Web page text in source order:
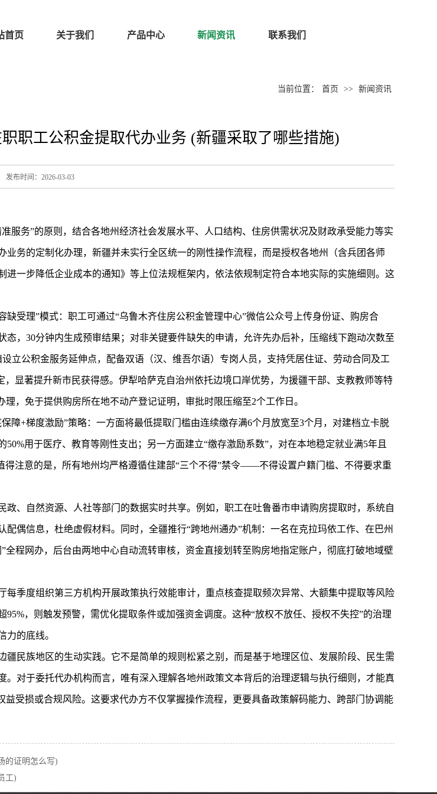
首页 关于我们 产品中心 新闻资讯 联系我们
当前位置： 首页 >> 新闻资讯
职工公积金提取代办业务 (新疆采取了哪些措施)
发布时间：2026-03-03
服务”的原则，结合各地州经济社会发展水平、人口结构、住房供需状况及财政承受能力等实
务的定制化办理，新疆并未实行全区统一的刚性操作流程，而是授权各地州（含兵团各师
一步降低企业成本的通知》等上位法规框架内，依法依规制定符合本地实际的实施细则。这
受理”模式：职工可通过“乌鲁木齐住房公积金管理中心”微信公众号上传身份证、购房合
，30分钟内生成预审结果；对非关键要件缺失的申请，允许先办后补，压缩线下跑动次数至
立公积金服务延伸点，配备双语（汉、维吾尔语）专岗人员，支持凭居住证、劳动合同及工
显著提升新市民获得感。伊犁哈萨克自治州依托边境口岸优势，为援疆干部、支教教师等特
，免于提供购房所在地不动产登记证明，审批时限压缩至2个工作日。
障+梯度激励”策略：一方面将最低提取门槛由连续缴存满6个月放宽至3个月，对建档立卡脱
用于医疗、教育等刚性支出；另一方面建立“缴存激励系数”，对在本地稳定就业满5年且
注意的是，所有地州均严格遵循住建部“三个不得”禁令——不得设置户籍门槛、不得要求重
、自然资源、人社等部门的数据实时共享。例如，职工在吐鲁番市申请购房提取时，系统自
偶信息，杜绝虚假材料。同时，全疆推行“跨地州通办”机制：一名在克拉玛依工作、在巴州
程网办，后台由两地中心自动流转审核，资金直接划转至购房地指定账户，彻底打破地域壁
季度组织第三方机构开展政策执行效能审计，重点核查提取频次异常、大额集中提取等风险
，则触发预警，需优化提取条件或加强资金调度。这种“放权不放任、授权不失控”的治理
力的底线。
民族地区的生动实践。它不是简单的规则松紧之别，而是基于地理区位、发展阶段、民生需
对于委托代办机构而言，唯有深入理解各地州政策文本背后的治理逻辑与执行细则，才能真
受损或合规风险。这要求代办方不仅掌握操作流程，更要具备政策解码能力、跨部门协调能
的证明怎么写)
工)